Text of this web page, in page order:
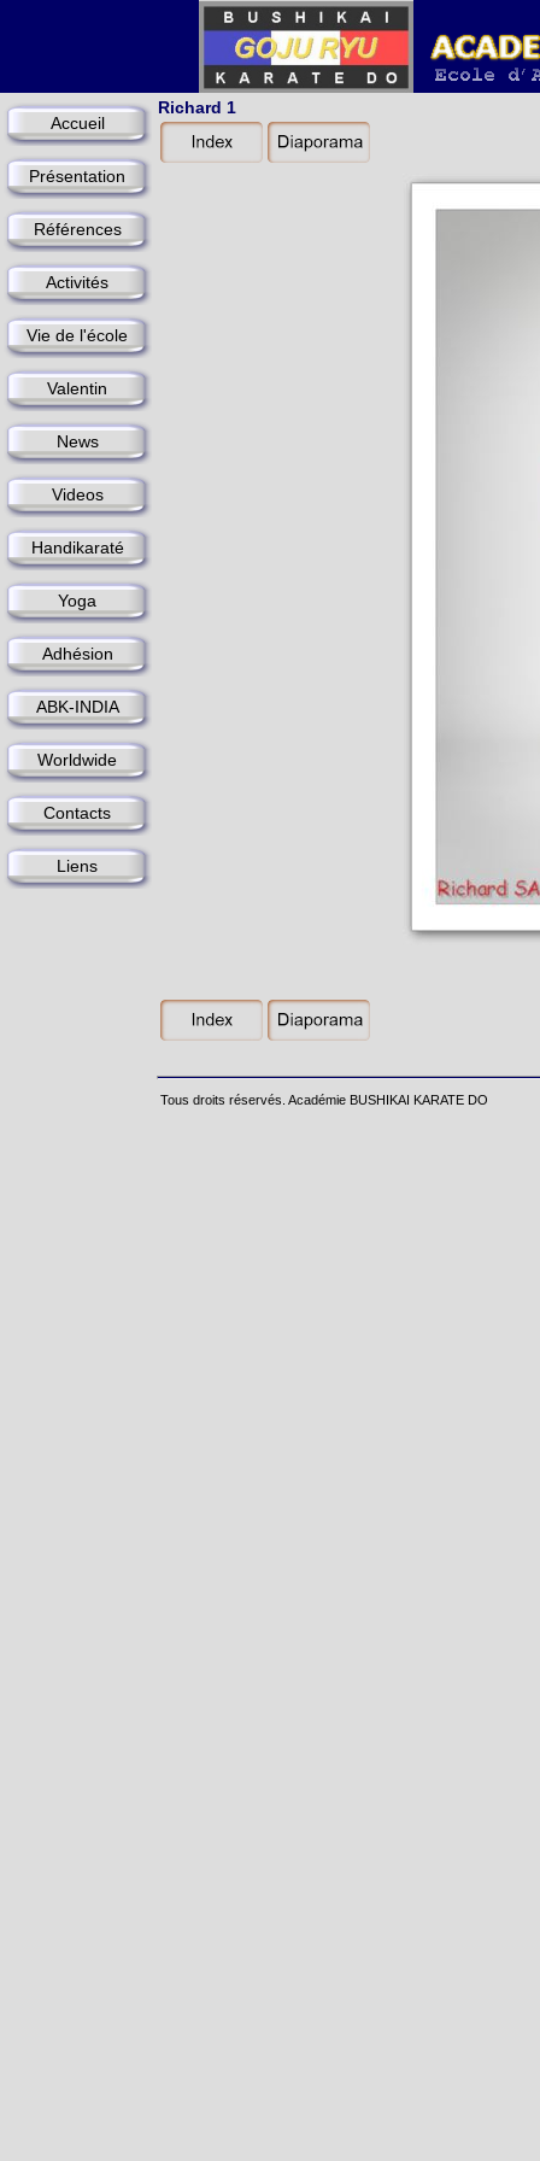
Accueil
Présentation
Références
Activités
Vie de l'école
Valentin
News
Videos
Handikaraté
Yoga
Adhésion
ABK-INDIA
Worldwide
Contacts
Liens
Richard 1
Tous droits réservés. Académie BUSHIKAI KARATE DO